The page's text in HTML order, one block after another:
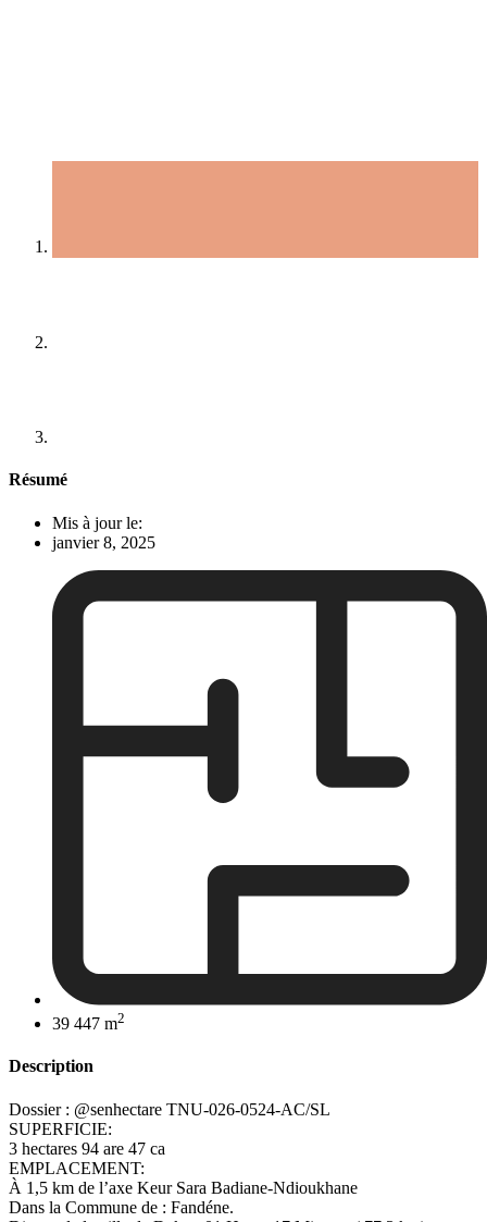
Résumé
Mis à jour le:
janvier 8, 2025
39 447 m2
Description
Dossier : @senhectare TNU-026-0524-AC/SL
SUPERFICIE:
3 hectares 94 are 47 ca
EMPLACEMENT:
À 1,5 km de l’axe Keur Sara Badiane-Ndioukhane
Dans la Commune de : Fandéne.